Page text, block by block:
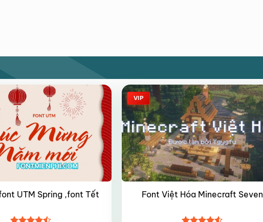
UTM Spring ,font Tết
VIP
Font Việt Hóa Minecraft Seven